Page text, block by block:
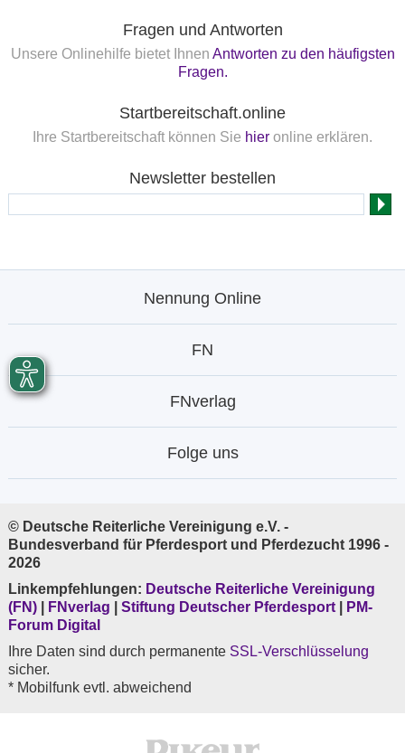
Fragen und Antworten
Unsere Onlinehilfe bietet Ihnen Antworten zu den häufigsten
Fragen.
Startbereitschaft.online
Ihre Startbereitschaft können Sie hier online erklären.
Newsletter bestellen
Nennung Online
FN
FNverlag
Folge uns
© Deutsche Reiterliche Vereinigung e.V. -
Bundesverband für Pferdesport und Pferdezucht 1996 -
2026
Linkempfehlungen: Deutsche Reiterliche Vereinigung
(FN)
FNverlag Stiftung Deutscher Pferdesport
PM-
Forum Digital
Ihre Daten sind durch permanente SSL-Verschlüsselung
sicher.
* Mobilfunk evtl. abweichend